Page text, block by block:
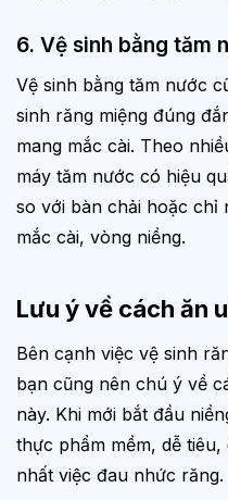
6. Vệ sinh bằng tăm
Vệ sinh bằng tăm nước
sinh răng miệng đúng
mang mắc cài. Theo
máy tăm nước có hiệu
so với bàn chải hoặc chỉ
mắc cài, vòng niềng.
Lưu ý về cách ăn
Bên cạnh việc vệ sinh
bạn cũng nên chú ý về
này. Khi mới bắt đầu
thực phẩm mềm, dễ
nhất việc đau nhức răng.